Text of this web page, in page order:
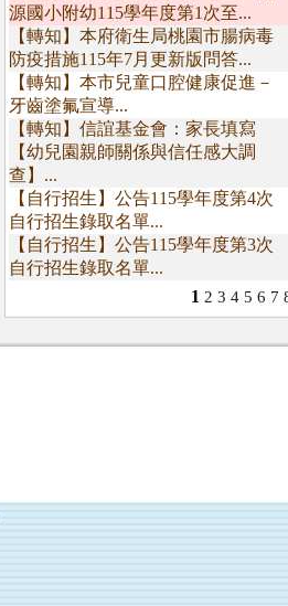
源國小附幼115學年度第1次至...
【轉知】本府衛生局桃園市腸病毒
防疫措施115年7月更新版問答...
【轉知】本市兒童口腔健康促進－
牙齒塗氟宣導...
【轉知】信誼基金會：家長填寫
【幼兒園親師關係與信任感大調
查】...
【自行招生】公告115學年度第4次
自行招生錄取名單...
【自行招生】公告115學年度第3次
自行招生錄取名單...
1 2 3 4 5 6 7